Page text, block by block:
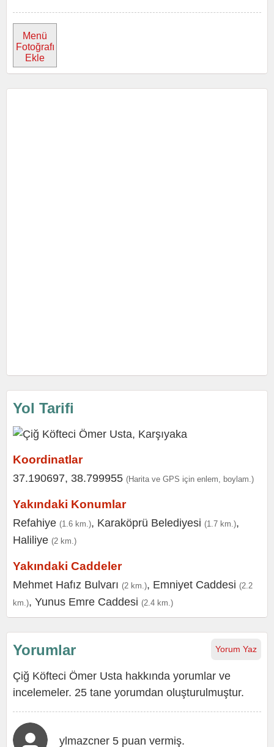
Menü
Fotoğrafı
Ekle
Yol Tarifi
Koordinatlar
37.190697, 38.799955 (Harita ve GPS için enlem, boylam.)
Yakındaki Konumlar
Refahiye (1.6 km.), Karaköprü Belediyesi (1.7 km.),
Haliliye (2 km.)
Yakındaki Caddeler
Mehmet Hafız Bulvarı (2 km.), Emniyet Caddesi (2.2
km.), Yunus Emre Caddesi (2.4 km.)
Yorum Yaz
Yorumlar
Çiğ Köfteci Ömer Usta hakkında yorumlar ve
incelemeler. 25 tane yorumdan oluşturulmuştur.
ylmazcner 5 puan vermiş.